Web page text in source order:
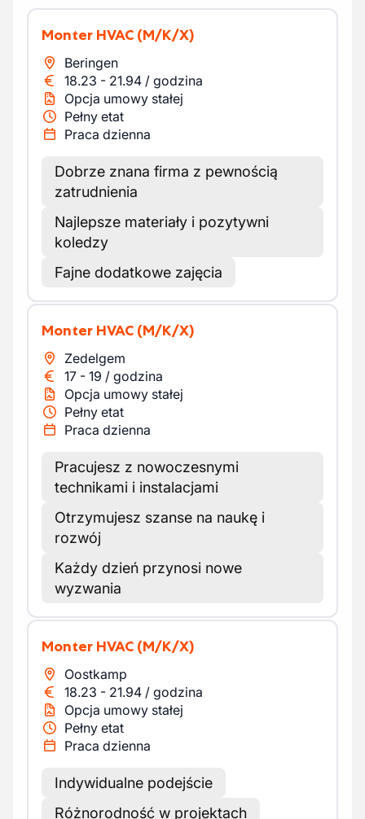
Monter HVAC (M/K/X)
Beringen
18.23 - 21.94 / godzina
Opcja umowy stałej
Pełny etat
Praca dzienna
Dobrze znana firma z pewnością
zatrudnienia
Najlepsze materiały i pozytywni
koledzy
Fajne dodatkowe zajęcia
Monter HVAC (M/K/X)
Zedelgem
17 - 19 / godzina
Opcja umowy stałej
Pełny etat
Praca dzienna
Pracujesz z nowoczesnymi
technikami i instalacjami
Otrzymujesz szanse na naukę i
rozwój
Każdy dzień przynosi nowe
wyzwania
Monter HVAC (M/K/X)
Oostkamp
18.23 - 21.94 / godzina
Opcja umowy stałej
Pełny etat
Praca dzienna
Indywidualne podejście
Różnorodność w projektach